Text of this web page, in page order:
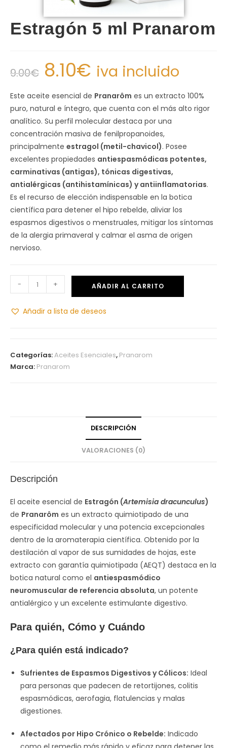
Estragón 5 ml Pranarom
9.00€ 8.10€ iva incluido
Este aceite esencial de Pranarôm es un extracto 100%
puro, natural e íntegro, que cuenta con el más alto rigor
analítico. Su perfil molecular destaca por una
concentración masiva de fenilpropanoides,
principalmente estragol (metil-chavicol). Posee
excelentes propiedades antiespasmódicas potentes,
carminativas (antigas), tónicas digestivas,
antialérgicas (antihistamínicas) y antiinflamatorias.
Es el recurso de elección indispensable en la botica
científica para detener el hipo rebelde, aliviar los
espasmos digestivos o menstruales, mitigar los síntomas
de la alergia primaveral y calmar el asma de origen
nervioso.
- + AÑADIR AL CARRITO
Añadir a lista de deseos
Categorías:Aceites Esenciales, Pranarom
Marca: Pranarom
DESCRIPCIÓN
VALORACIONES (0)
Descripción
El aceite esencial de Estragón (Artemisia dracunculus)
de Pranarôm es un extracto quimiotipado de una
especificidad molecular y una potencia excepcionales
dentro de la aromaterapia científica. Obtenido por la
destilación al vapor de sus sumidades de hojas, este
extracto con garantía quimiotipada (AEQT) destaca en la
botica natural como el antiespasmódico
neuromuscular de referencia absoluta, un potente
antialérgico y un excelente estimulante digestivo.
Para quién, Cómo y Cuándo
¿Para quién está indicado?
Sufrientes de Espasmos Digestivos y Cólicos: Ideal
para personas que padecen de retortijones, colitis
espasmódicas, aerofagia, flatulencias y malas
digestiones.
Afectados por Hipo Crónico o Rebelde: Indicado